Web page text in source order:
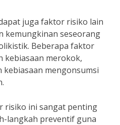
juga faktor risiko lain
kemungkinan seseorang
Beberapa faktor
kebiasaan merokok,
mengonsumsi
ini sangat penting
langkah preventif guna